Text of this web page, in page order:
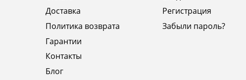
Доставка
Политика возврата
Гарантии
Контакты
Блог
Регистрация
Забыли пароль?